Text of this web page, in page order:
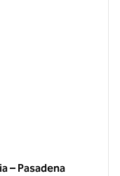
– Pasadena